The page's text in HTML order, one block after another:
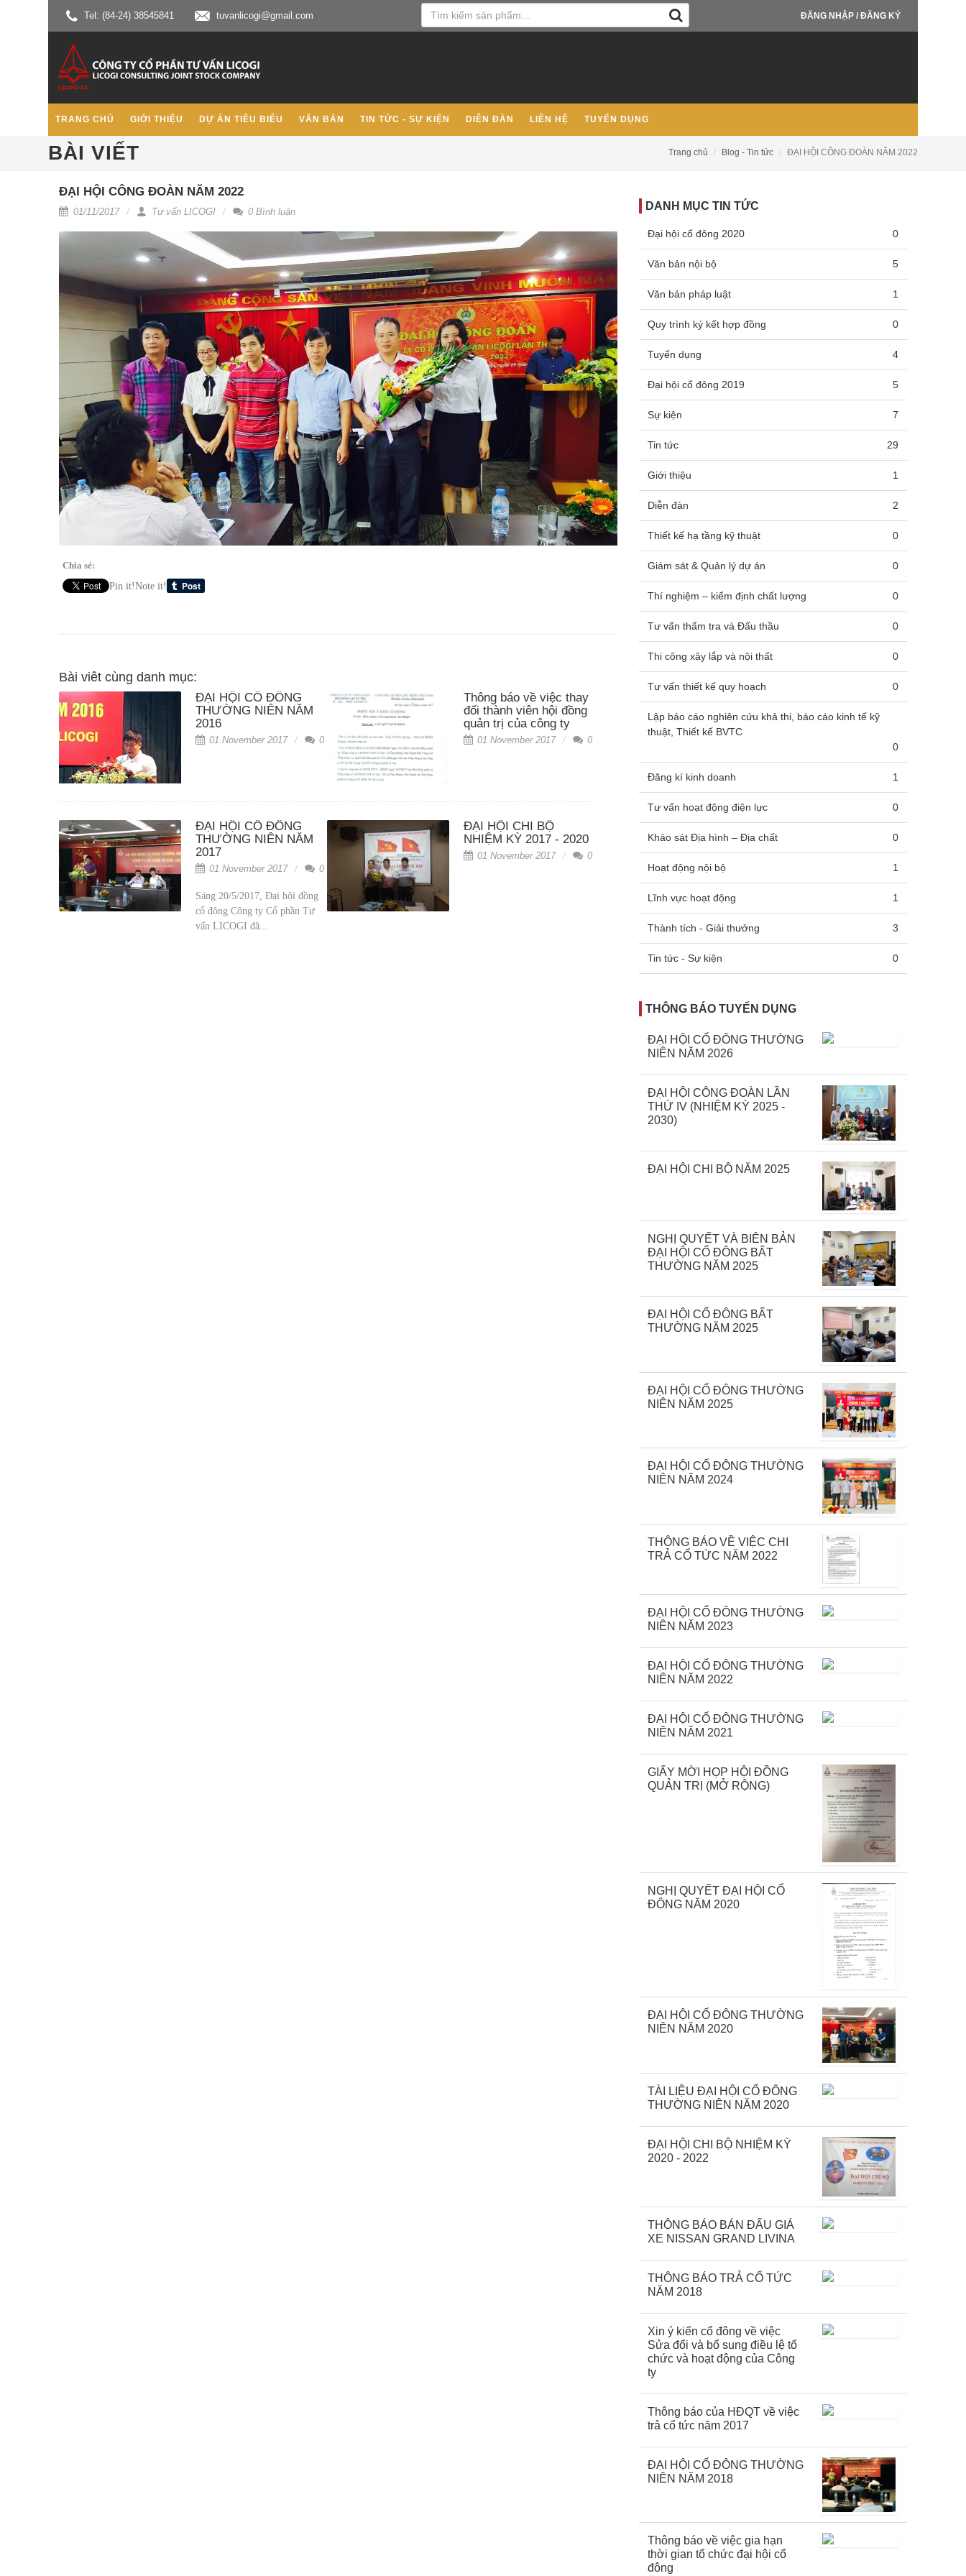
Tel: (84-24) 38545841 tuvanlicogi@gmail.com ĐĂNG NHẬP / ĐĂNG KÝ
TRANG CHỦ GIỚI THIỆU DỰ ÁN TIÊU BIỂU VĂN BẢN TIN TỨC - SỰ KIỆN DIỄN ĐÀN LIÊN HỆ TUYỂN DỤNG
BÀI VIẾT Trang chủ Blog - Tin tức ĐẠI HỘI CÔNG ĐOÀN NĂM 2022
ĐẠI HỘI CÔNG ĐOÀN NĂM 2022
01/11/2017 Tư vấn LICOGI 0 Bình luận
Chia sẻ:
Pin it!Note it!
Bài viêt cùng danh mục:
ĐẠI HỘI CỔ ĐÔNG
THƯỜNG NIÊN NĂM
2016
01 November 2017 0
ĐẠI HỘI CỔ ĐÔNG
THƯỜNG NIÊN NĂM
2017
01 November 2017 0
Sáng 20/5/2017, Đại hội đồng
cổ đông Công ty Cổ phần Tư
vấn LICOGI đã...
Thông báo về việc thay
đổi thành viên hội đồng
quản trị của công ty
01 November 2017 0
ĐẠI HỘI CHI BỘ
NHIỆM KỲ 2017 - 2020
01 November 2017 0
DANH MỤC TIN TỨC
Đại hội cổ đông 2020 0
Văn bản nội bộ 5
Văn bản pháp luật 1
Quy trình ký kết hợp đồng 0
Tuyển dụng 4
Đại hội cổ đông 2019 5
Sự kiện 7
Tin tức 29
Giới thiệu 1
Diễn đàn 2
Thiết kế hạ tầng kỹ thuật 0
Giám sát & Quản lý dự án 0
Thí nghiệm – kiểm định chất lượng 0
Tư vấn thẩm tra và Đấu thầu 0
Thi công xây lắp và nội thất 0
Tư vấn thiết kế quy hoạch 0
Lập báo cáo nghiên cứu khả thi, báo cáo kinh tế kỹ
thuật, Thiết kế BVTC
0
Đăng kí kinh doanh 1
Tư vấn hoạt động điện lực 0
Khảo sát Địa hình – Địa chất 0
Hoạt động nội bộ 1
Lĩnh vực hoạt động 1
Thành tích - Giải thưởng 3
Tin tức - Sự kiện 0
THÔNG BÁO TUYỂN DỤNG
ĐẠI HỘI CỔ ĐÔNG THƯỜNG
NIÊN NĂM 2026
ĐẠI HỘI CÔNG ĐOÀN LẦN
THỨ IV (NHIỆM KỲ 2025 -
2030)
ĐẠI HỘI CHI BỘ NĂM 2025
NGHỊ QUYẾT VÀ BIÊN BẢN
ĐẠI HỘI CỔ ĐÔNG BẤT
THƯỜNG NĂM 2025
ĐẠI HỘI CỔ ĐÔNG BẤT
THƯỜNG NĂM 2025
ĐẠI HỘI CỔ ĐÔNG THƯỜNG
NIÊN NĂM 2025
ĐẠI HỘI CỔ ĐÔNG THƯỜNG
NIÊN NĂM 2024
THÔNG BÁO VỀ VIỆC CHI
TRẢ CỔ TỨC NĂM 2022
ĐẠI HỘI CỔ ĐÔNG THƯỜNG
NIÊN NĂM 2023
ĐẠI HỘI CỔ ĐÔNG THƯỜNG
NIÊN NĂM 2022
ĐẠI HỘI CỔ ĐÔNG THƯỜNG
NIÊN NĂM 2021
GIẤY MỜI HỌP HỘI ĐỒNG
QUẢN TRỊ (MỞ RỘNG)
NGHỊ QUYẾT ĐẠI HỘI CỔ
ĐÔNG NĂM 2020
ĐẠI HỘI CỔ ĐÔNG THƯỜNG
NIÊN NĂM 2020
TÀI LIỆU ĐẠI HỘI CỔ ĐÔNG
THƯỜNG NIÊN NĂM 2020
ĐẠI HỘI CHI BỘ NHIỆM KỲ
2020 - 2022
THÔNG BÁO BÁN ĐẤU GIÁ
XE NISSAN GRAND LIVINA
THÔNG BÁO TRẢ CỔ TỨC
NĂM 2018
Xin ý kiến cổ đông về việc
Sửa đổi và bổ sung điều lệ tổ
chức và hoạt động của Công
ty
Thông báo của HĐQT về việc
trả cổ tức năm 2017
ĐẠI HỘI CỔ ĐÔNG THƯỜNG
NIÊN NĂM 2018
Thông báo về việc gia hạn
thời gian tổ chức đại hội cổ
đông